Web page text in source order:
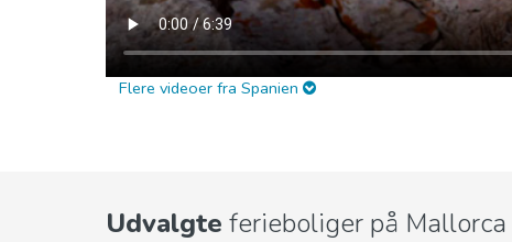
Flere videoer fra Spanien
Udvalgte ferieboliger på Mallorca